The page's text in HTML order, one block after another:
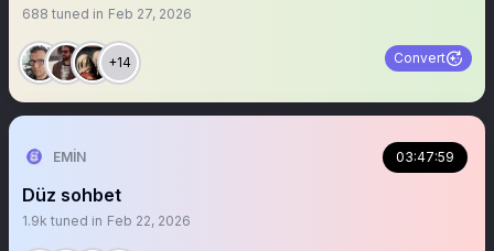
688 tuned in Feb 27, 2026
+14 Convert
EMİN 03:47:59
Düz sohbet
1.9k tuned in Feb 22, 2026